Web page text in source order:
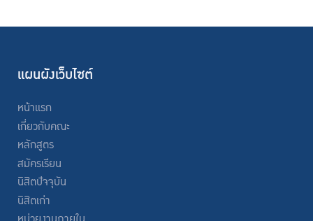
แผนผังเว็บไซต์
หน้าแรก
เกี่ยวกับคณะ
หลักสูตร
สมัครเรียน
นิสิตปัจจุบัน
นิสิตเก่า